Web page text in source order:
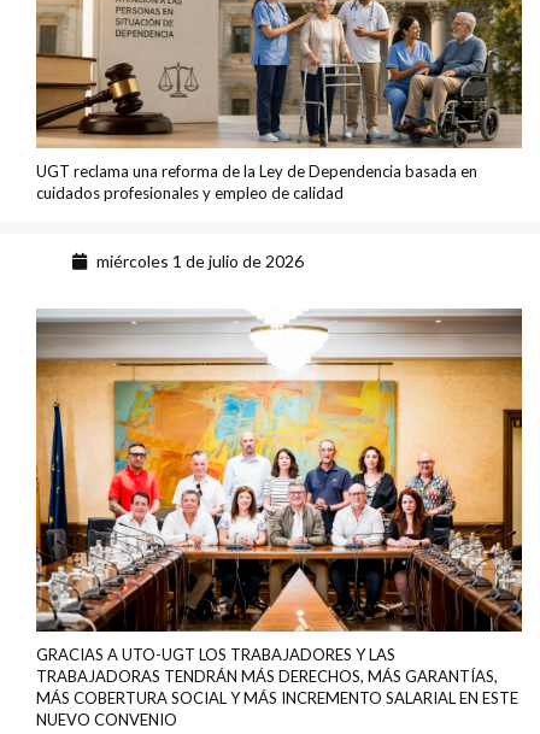
UGT reclama una reforma de la Ley de Dependencia basada en
cuidados profesionales y empleo de calidad
miércoles 1 de julio de 2026
GRACIAS A UTO-UGT LOS TRABAJADORES Y LAS
TRABAJADORAS TENDRÁN MÁS DERECHOS, MÁS GARANTÍAS,
MÁS COBERTURA SOCIAL Y MÁS INCREMENTO SALARIAL EN ESTE
NUEVO CONVENIO